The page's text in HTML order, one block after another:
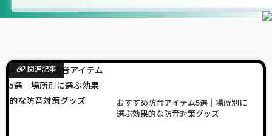
関連記事
おすすめ防音アイテム5選｜場所別に
選ぶ効果的な防音対策グッズ